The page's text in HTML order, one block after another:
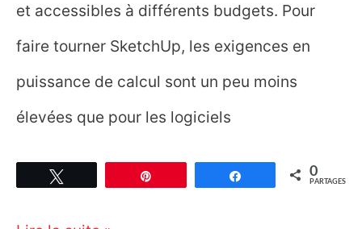
et accessibles à différents budgets. Pour
faire tourner SketchUp, les exigences en
puissance de calcul sont un peu moins
élevées que pour les logiciels
Partagez 0
PARTAGES